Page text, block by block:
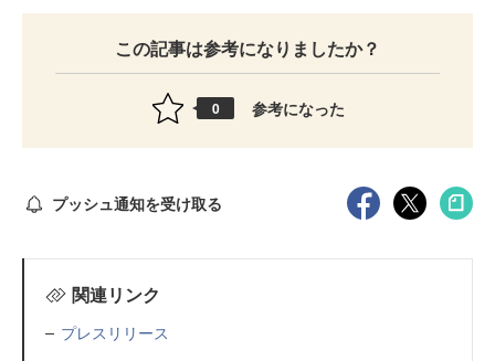
この記事は参考になりましたか？
0 参考になった
プッシュ通知を受け取る
関連リンク
プレスリリース